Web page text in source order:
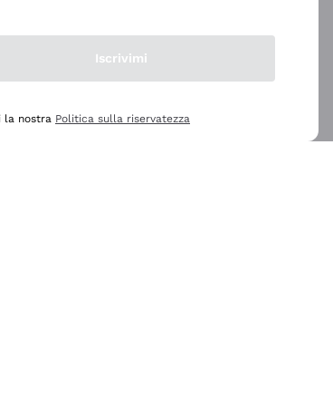
Iscrivimi
la nostra Politica sulla riservatezza